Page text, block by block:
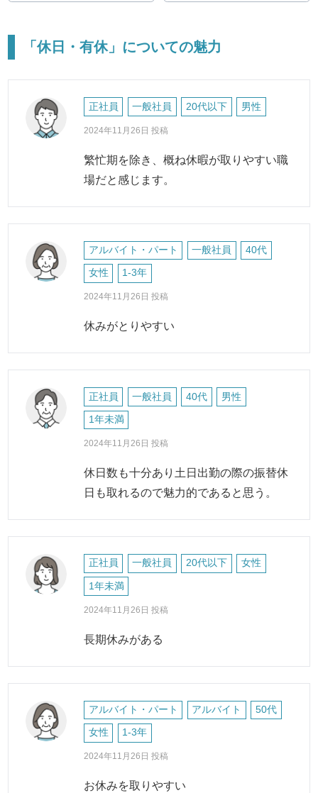
「休日・有休」についての魅力
正社員 一般社員 20代以下 男性
2024年11月26日 投稿
繁忙期を除き、概ね休暇が取りやすい職
場だと感じます。
アルバイト・パート 一般社員 40代
女性 1-3年
2024年11月26日 投稿
休みがとりやすい
正社員 一般社員 40代 男性
1年未満
2024年11月26日 投稿
休日数も十分あり土日出勤の際の振替休
日も取れるので魅力的であると思う。
正社員 一般社員 20代以下 女性
1年未満
2024年11月26日 投稿
長期休みがある
アルバイト・パート アルバイト 50代
女性 1-3年
2024年11月26日 投稿
お休みを取りやすい